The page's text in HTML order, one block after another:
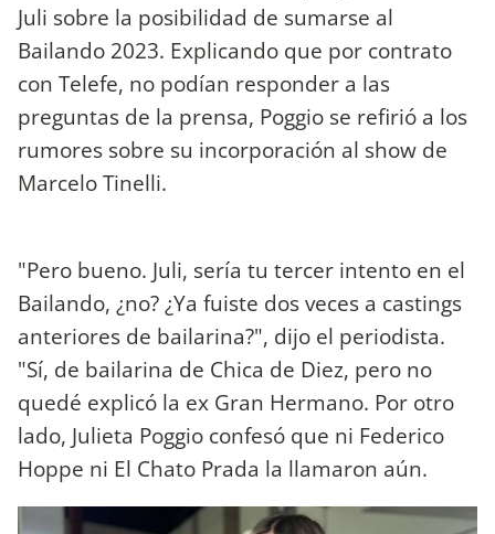
Juli sobre la posibilidad de sumarse al
Bailando 2023. Explicando que por contrato
con Telefe, no podían responder a las
preguntas de la prensa, Poggio se refirió a los
rumores sobre su incorporación al show de
Marcelo Tinelli.
"Pero bueno. Juli, sería tu tercer intento en el
Bailando, ¿no? ¿Ya fuiste dos veces a castings
anteriores de bailarina?", dijo el periodista.
"Sí, de bailarina de Chica de Diez, pero no
quedé explicó la ex Gran Hermano. Por otro
lado, Julieta Poggio confesó que ni Federico
Hoppe ni El Chato Prada la llamaron aún.